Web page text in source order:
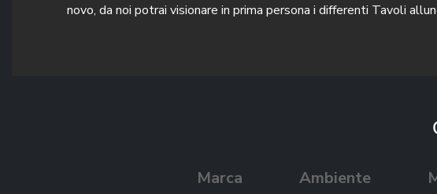
novo, da noi potrai visionare in prima persona i differenti Tavoli
Marca Ambiente